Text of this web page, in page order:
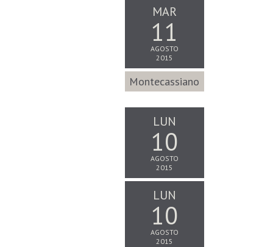
MAR
11
AGOSTO
2015
Montecassiano
LUN
10
AGOSTO
2015
LUN
10
AGOSTO
2015